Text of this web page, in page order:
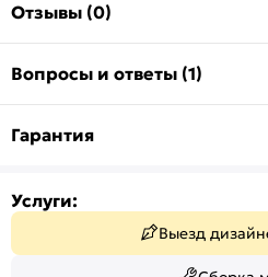
Отзывы (0)
Вопросы и ответы (1)
Гарантия
Услуги:
Выезд